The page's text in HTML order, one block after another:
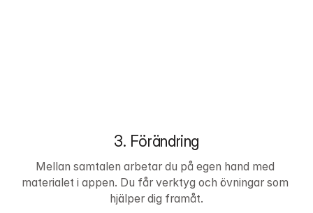
3. Förändring
Mellan samtalen arbetar du på egen hand med
materialet i appen. Du får verktyg och övningar som
hjälper dig framåt.